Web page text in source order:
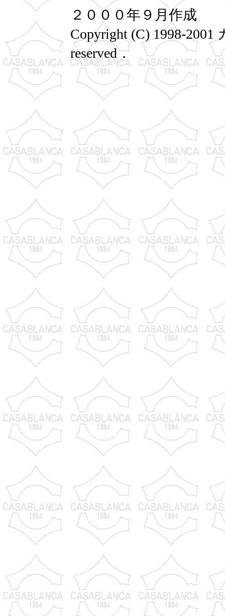
２０００年９月作成
Copyright (C) 1998-
reserved．